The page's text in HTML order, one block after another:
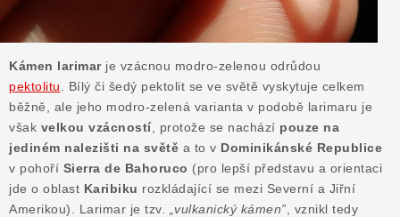
VIDEOGALERIE
KONTAKT
MISTROVSKÉ KRYSTALY
Obchodní podmínky
Puncovní značky
Ochrana osobních údajů
Kámen larimarje vzácnou modro-zelenou odrůdou
pektolitu
Bílý či šedý pektolit se ve světě vyskytuje celkem
běžně, ale jeho modro-zelená varianta v podobě larimaru je
však velkou vzácností, protože se nachází pouze na
jediném nalezišti na světě a to v Dominikánské Republice
v pohoří Sierra de Bahoruco (pro lepší představu a orientaci
jde o oblast Karibiku rozkládající se mezi Severní a Jiřní
Amerikou). Larimar je tzv. „vulkanický kámen” , vznikl tedy